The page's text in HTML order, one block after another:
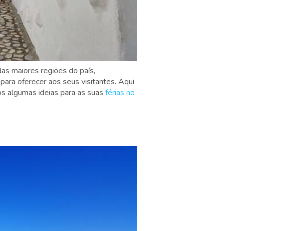
maiores regiões do país,
oferecer aos seus visitantes. Aqui
algumas ideias para as suas férias no